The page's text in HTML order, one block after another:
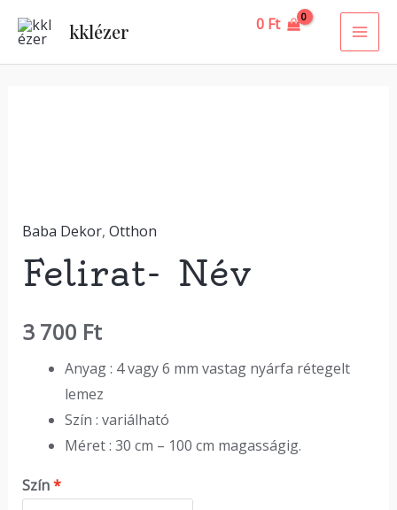
content
kklézer 0 Ft
Baba Dekor, Otthon
Felirat- Név
3 700 Ft
Anyag : 4 vagy 6 mm vastag nyárfa rétegelt
lemez
Szín : variálható
Méret : 30 cm – 100 cm magasságig.
Szín